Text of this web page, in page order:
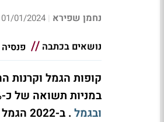
נחמן שפירא |
01/01/2024 11:24
נושאים בכתבה
פנסיה
במניות תשואה של כ-16%. כך עולה מנותני מיטב בהמשך ל
ובגמל